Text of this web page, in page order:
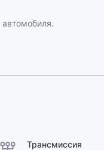
Трансмиссия